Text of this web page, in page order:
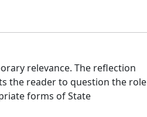
relevance. The reflection
the reader to question the role
forms of State